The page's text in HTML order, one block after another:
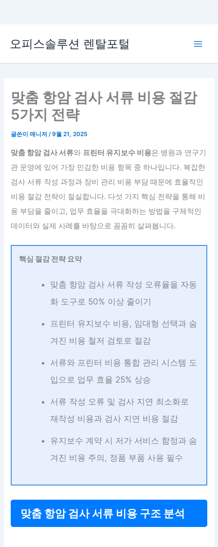
로
오피스솔루션 렌탈포털
맞춤 항암 검사 서류 비용 절감
5가지 전략
글쓴이매니저 /9월 21, 2025
맞춤 항암 검사 서류와 프린터 유지보수 비용은 병원과 연구기
관 운영에 있어 가장 민감한 비용 항목 중 하나입니다. 복잡한
검사 서류 작성 과정과 장비 관리 비용 부담 때문에 효율적인
비용 절감 전략이 절실합니다. 다섯 가지 핵심 전략을 통해 비
용 부담을 줄이고, 업무 효율을 극대화하는 방법을 구체적인
데이터와 실제 사례를 바탕으로 꼼꼼히 살펴봅니다.
핵심 절감 전략 요약
맞춤 항암 검사 서류 작성 오류율을 자동
화 도구로 50% 이상 줄이기
프린터 유지보수 비용, 임대형 선택과 숨
겨진 비용 철저 검토로 절감
서류와 프린터 비용 통합 관리 시스템 도
입으로 업무 효율 25% 상승
서류 작성 오류 및 검사 지연 최소화로
재작성 비용과 검사 지연 비용 절감
유지보수 계약 시 저가 서비스 함정과 숨
겨진 비용 주의, 정품 부품 사용 필수
맞춤 항암 검사 서류 비용 구조 분석